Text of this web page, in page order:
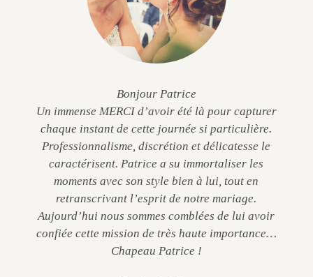
Bonjour Patrice
Un immense MERCI d’avoir été là pour capturer
chaque instant de cette journée si particulière.
Professionnalisme, discrétion et délicatesse le
caractérisent. Patrice a su immortaliser les
moments avec son style bien à lui, tout en
retranscrivant l’esprit de notre mariage.
Aujourd’hui nous sommes comblées de lui avoir
confiée cette mission de très haute importance…
Chapeau Patrice !